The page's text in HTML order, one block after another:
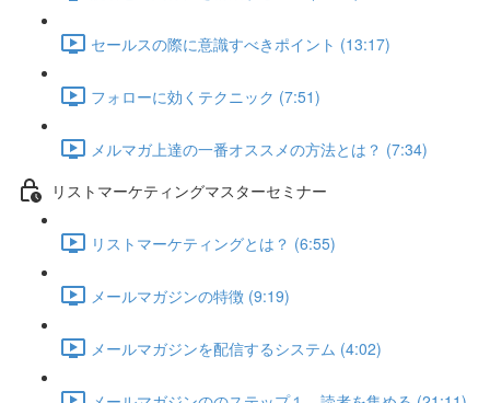
セールスの際に意識すべきポイント (13:17)
フォローに効くテクニック (7:51)
メルマガ上達の一番オススメの方法とは？ (7:34)
リストマーケティングマスターセミナー
リストマーケティングとは？ (6:55)
メールマガジンの特徴 (9:19)
メールマガジンを配信するシステム (4:02)